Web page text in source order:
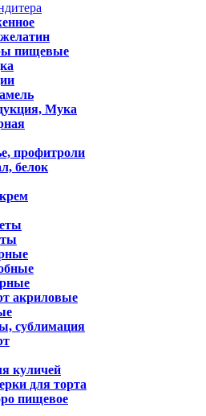
пищевые
Мука
профитроли
белок
акриловые
сублимация
куличей
для торта
пищевое